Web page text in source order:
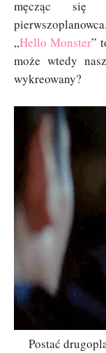
męcząc się
„Hello Monster”
może wtedy
wykreowany?
Postać